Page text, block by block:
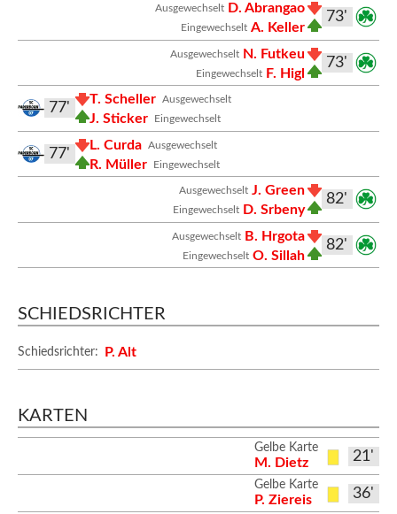
73'
Ausgewechselt D. Abrangao
Eingewechselt A. Keller
73'
Ausgewechselt N. Futkeu
Eingewechselt F. Higl
Ausgewechselt
T. Scheller
Eingewechselt
J. Sticker
77'
Ausgewechselt
L. Curda
Eingewechselt
R. Müller
77'
82'
Ausgewechselt J. Green
Eingewechselt D. Srbeny
82'
Ausgewechselt B. Hrgota
Eingewechselt O. Sillah
SCHIEDSRICHTER
Schiedsrichter: P. Alt
KARTEN
21'
Gelbe Karte
M. Dietz
36'
Gelbe Karte
P. Ziereis